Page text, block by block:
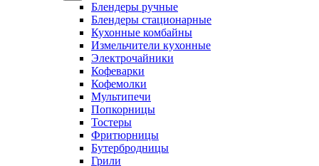
Блендеры ручные
Блендеры стационарные
Кухонные комбайны
Измельчители кухонные
Электрочайники
Кофеварки
Кофемолки
Мультипечи
Попкорницы
Тостеры
Фритюрницы
Бутербродницы
Грили